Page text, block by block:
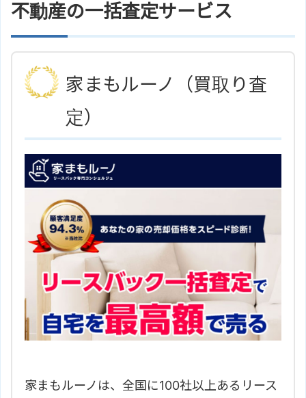
不動産の一括査定サービス
家まもルーノ（買取り査
定）
家まもルーノは、全国に100社以上あるリース